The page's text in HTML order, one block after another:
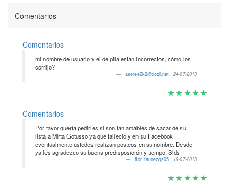
Comentarios
Comentarios
mi nombre de usuario y el de pila están incorrectos, cómo los
corrijo?
aseree2k2@coqi.net , 24-07-2013
Comentarios
Por favor quería pedirles si son tan amables de sacar de su
lista a Mirta Gotusso ya que falleció y en su Facebook
eventualmente ustedes realizan posteos en su nombre. Desde
ya les agradezco su buena predisposición y tiempo. Slds
flor_faunezgs05 , 19-07-2013